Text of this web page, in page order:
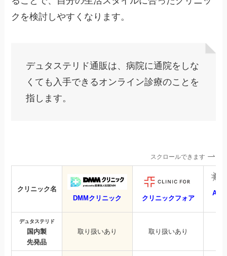
クを検討しやすくなります。
デュタステリド通販は、病院に通院をしな
くても入手できるオンライン診療のことを
指します。
スクロールできます
クリニック名
DMMクリニック
クリニックフォア
デュタステリド
国内製
先発品
取り扱いあり 取り扱いあり